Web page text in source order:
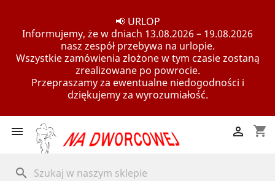
📢 URLOP
Informujemy, że w dniach 13.08.2026 – 19.08.2026
nasz zespół przebywa na urlopie.
Wszystkie zamówienia złożone w tym czasie zostaną
zrealizowane po powrocie.
Przepraszamy za ewentualne niedogodności i
dziękujemy za wyrozumiałość.
 shopping_cart

search